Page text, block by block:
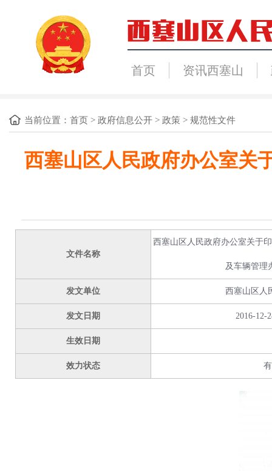
首页 资讯西塞山
当前位置： 首页 > 政府信息公开 > 政策 > 规范性文件
西塞山区人民政府办公室关
文件名称
西塞山区人民政府办公室关于
及车辆管理
发文单位 西塞山区人
发文日期 2016-12-
生效日期
效力状态